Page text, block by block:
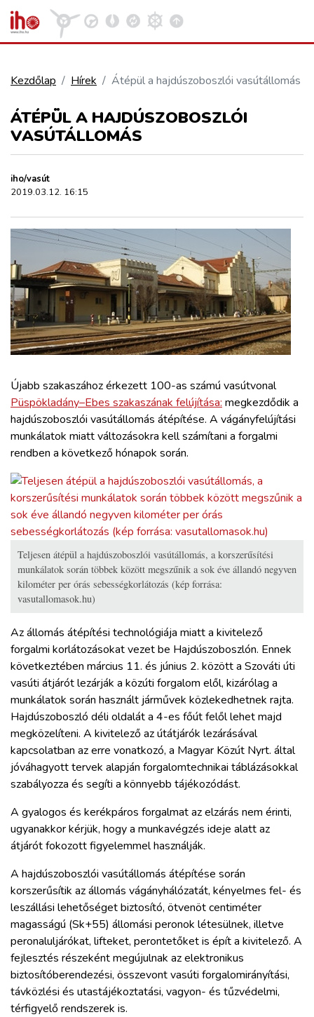
VASÚT
REPÜLÉS
KÖZLEKEDÉSFEJLESZTÉS
ELLÁTÁSI LÁNC
ZÖLDÚT
HAJÓZÁS
BLOG
ARCHÍVUM
WEBSHOP
BELÉPÉS
REGISZTRÁCIÓ
Kezdőlap Hírek Átépül a hajdúszoboszlói vasútállomás
ÁTÉPÜL A HAJDÚSZOBOSZLÓI
VASÚTÁLLOMÁS
iho/vasút
2019.03.12. 16:15
Újabb szakaszához érkezett 100-as számú vasútvonal
Püspökladány–Ebes szakaszának felújítása: megkezdődik a
hajdúszoboszlói vasútállomás átépítése. A vágányfelújítási
munkálatok miatt változásokra kell számítani a forgalmi
rendben a következő hónapok során.
Teljesen átépül a hajdúszoboszlói vasútállomás, a korszerűsítési
munkálatok során többek között megszűnik a sok éve állandó negyven
kilométer per órás sebességkorlátozás (kép forrása:
vasutallomasok.hu)
Az állomás átépítési technológiája miatt a kivitelező
forgalmi korlátozásokat vezet be Hajdúszoboszlón. Ennek
következtében március 11. és június 2. között a Szováti úti
vasúti átjárót lezárják a közúti forgalom elől, kizárólag a
munkálatok során használt járművek közlekedhetnek rajta.
Hajdúszoboszló déli oldalát a 4-es főút felől lehet majd
megközelíteni. A kivitelező az útátjárók lezárásával
kapcsolatban az erre vonatkozó, a Magyar Közút Nyrt. által
jóváhagyott tervek alapján forgalomtechnikai táblázásokkal
szabályozza és segíti a könnyebb tájékozódást.
A gyalogos és kerékpáros forgalmat az elzárás nem érinti,
ugyanakkor kérjük, hogy a munkavégzés ideje alatt az
átjárót fokozott figyelemmel használják.
A hajdúszoboszlói vasútállomás átépítése során
korszerűsítik az állomás vágányhálózatát, kényelmes fel- és
leszállási lehetőséget biztosító, ötvenöt centiméter
magasságú (Sk+55) állomási peronok létesülnek, illetve
peronaluljárókat, lifteket, perontetőket is épít a kivitelező. A
fejlesztés részeként megújulnak az elektronikus
biztosítóberendezési, összevont vasúti forgalomirányítási,
távközlési és utastájékoztatási, vagyon- és tűzvédelmi,
térfigyelő rendszerek is.